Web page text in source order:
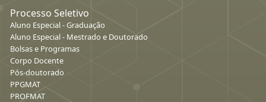
Processo Seletivo
Aluno Especial - Graduação
Aluno Especial - Mestrado e Doutorado
Bolsas e Programas
Corpo Docente
Pós-doutorado
PPGMAT
PROFMAT